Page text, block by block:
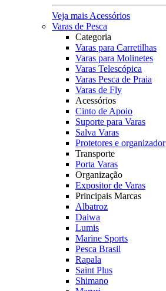
Veja mais Acessórios
Varas de Pesca
Categoria
Varas para Carretilhas
Varas para Molinetes
Varas Telescópica
Varas Pesca de Praia
Varas de Fly
Acessórios
Cinto de Apoio
Suporte para Varas
Salva Varas
Protetores e organizador
Transporte
Porta Varas
Organização
Expositor de Varas
Principais Marcas
Albatroz
Daiwa
Lumis
Marine Sports
Pesca Brasil
Rapala
Saint Plus
Shimano